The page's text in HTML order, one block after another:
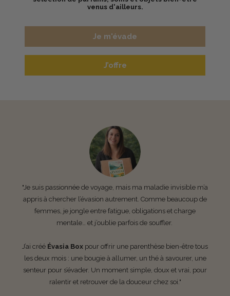
venus d'ailleurs.
Je m'évade
J’offre
"Je suis passionnée de voyage, mais ma maladie invisible m’a
appris à chercher l’évasion autrement. Comme beaucoup de
femmes, je jongle entre fatigue, obligations et charge
mentale… et j’oublie parfois de souffler.
J’ai créé Évasia Box pour offrir une parenthèse bien-être tous
les deux mois : une bougie à allumer, un thé à savourer, une
senteur pour s’évader. Un moment simple, doux et vrai, pour
ralentir et retrouver de la douceur chez soi."